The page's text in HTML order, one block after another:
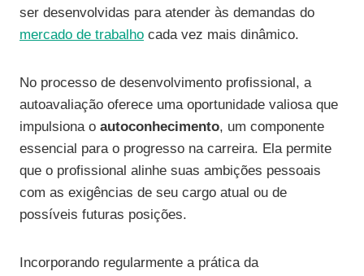
ser desenvolvidas para atender às demandas do
mercado de trabalho cada vez mais dinâmico.
No processo de desenvolvimento profissional, a
autoavaliação oferece uma oportunidade valiosa que
impulsiona o autoconhecimento, um componente
essencial para o progresso na carreira. Ela permite
que o profissional alinhe suas ambições pessoais
com as exigências de seu cargo atual ou de
possíveis futuras posições.
Incorporando regularmente a prática da